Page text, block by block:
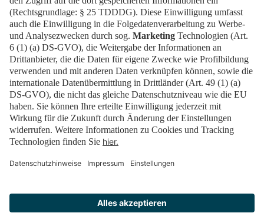
folgenden Button, um ein erneutes Zusenden des Links
anzufordern.
Link erneut senden
Mehr Informationen
•Unsere Zahlungsmethoden
•Datenschutzhinweise für Nutzer des (online) Ticketshops
•Datenschutzhinweise für Beschäftigte, Dienstleister und
geladene Gäste
• Allgemeine Teilnahmebedingungen für Besucher*innen und
Teilnehmer*innen
Erklärung zur Barrierefreiheit im Ticketshop